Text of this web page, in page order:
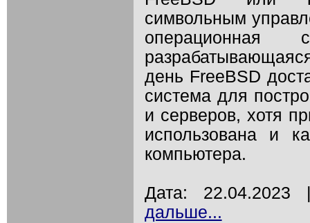
символьным
операционная
день FreeBSD
система для
и серверов, хотя
использована и
компьютера.
Дата:
дальше...